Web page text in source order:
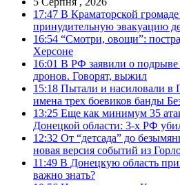
17:47 В Краматорской
принудительную эвакуацию
16:54 “Смотри, овощи”:
Херсоне
16:01 В РФ заявили о подрыве
дронов. Говорят, выжил
15:18 Пытали и насиловали в
имена трех боевиков банды
13:25 Еще как минимум 35
Донецкой области: 3-х РФ
12:32 От “детсада” до
новая версия событий из
11:49 В Донецкую область
важно знать?